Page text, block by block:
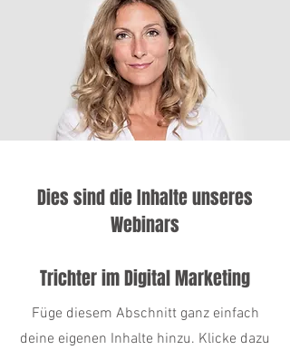
Dies sind die Inhalte unseres
Webinars
Trichter im Digital Marketing
Füge diesem Abschnitt ganz einfach
deine eigenen Inhalte hinzu. Klicke dazu